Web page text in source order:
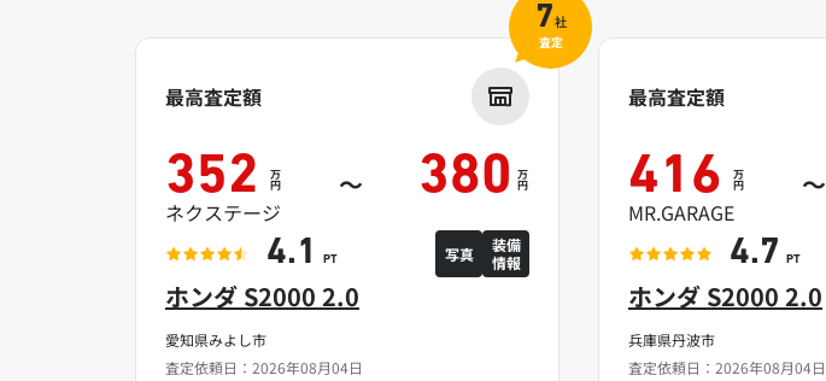
愛知県みよし市
査定依頼日：2026年08月04日
ホンダ S2000 2.0
最高査定額
352 万
円 ～ 380 万
円
ネクステージ
4.1 PT 写真
装備
情報
7社
査定
兵庫県丹波市
査定依頼日：2026年08月04日
ホンダ S2000 2.0
最高査定額
416 万
円 ～
MR.GARAGE
4.7 PT